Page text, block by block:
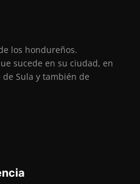
los hondureños.
sucede en su ciudad, en
Sula y también de